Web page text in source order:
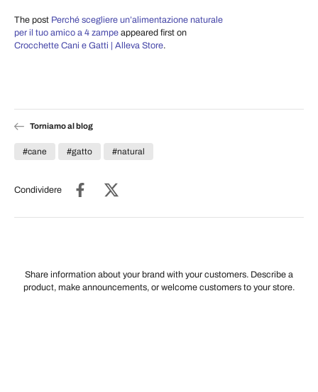
The post Perché scegliere un’alimentazione naturale
per il tuo amico a 4 zampe appeared first on
Crocchette Cani e Gatti | Alleva Store.
Torniamo al blog
#cane #gatto #natural
Condividere
Share information about your brand with your customers. Describe a
product, make announcements, or welcome customers to your store.